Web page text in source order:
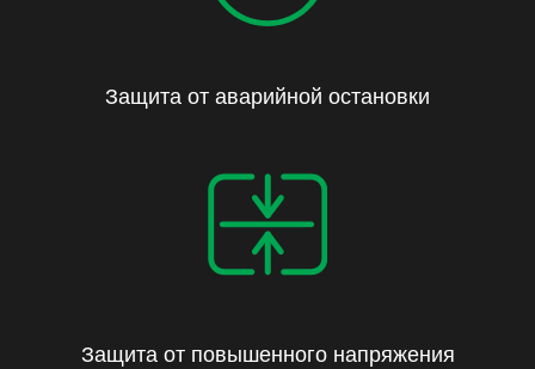
Защита от аварийной остановки
Защита от повышенного напряжения